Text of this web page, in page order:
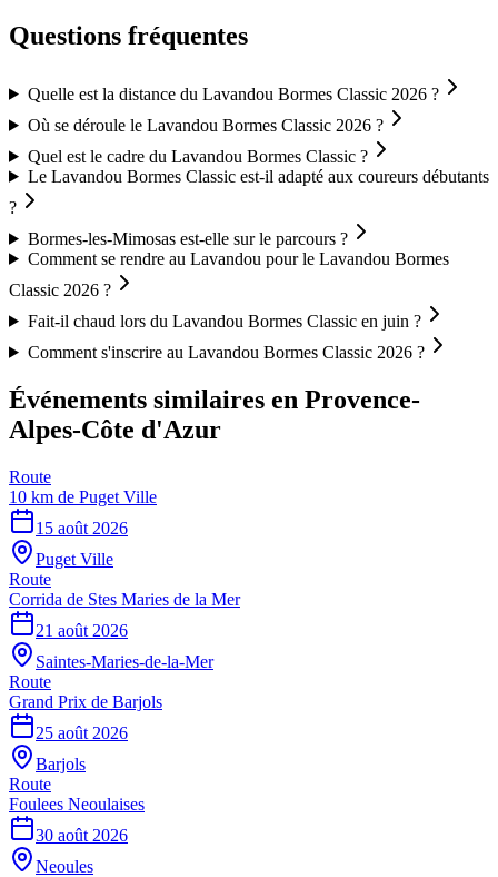
Questions fréquentes
Quelle est la distance du Lavandou Bormes Classic 2026 ?
Où se déroule le Lavandou Bormes Classic 2026 ?
Quel est le cadre du Lavandou Bormes Classic ?
Le Lavandou Bormes Classic est-il adapté aux coureurs débutants
?
Bormes-les-Mimosas est-elle sur le parcours ?
Comment se rendre au Lavandou pour le Lavandou Bormes
Classic 2026 ?
Fait-il chaud lors du Lavandou Bormes Classic en juin ?
Comment s'inscrire au Lavandou Bormes Classic 2026 ?
Événements similaires en Provence-
Alpes-Côte d'Azur
Route
10 km de Puget Ville
15 août 2026
Puget Ville
Route
Corrida de Stes Maries de la Mer
21 août 2026
Saintes-Maries-de-la-Mer
Route
Grand Prix de Barjols
25 août 2026
Barjols
Route
Foulees Neoulaises
30 août 2026
Neoules